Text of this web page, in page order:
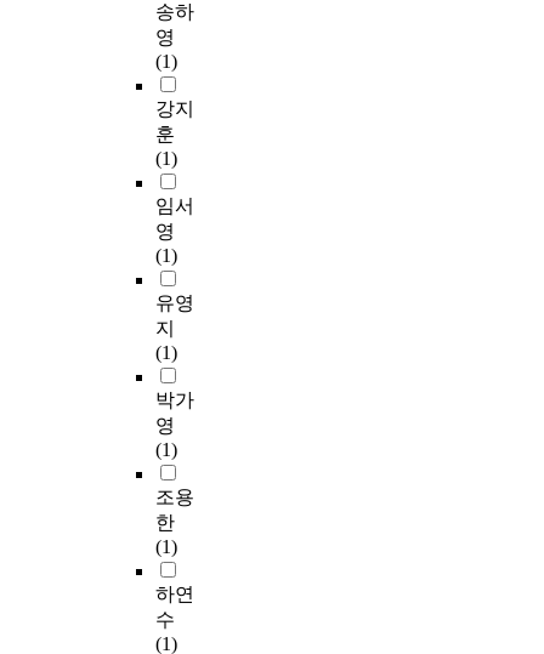
송하
영
(1)
강지
훈
(1)
임서
영
(1)
유영
지
(1)
박가
영
(1)
조용
한
(1)
하연
수
(1)